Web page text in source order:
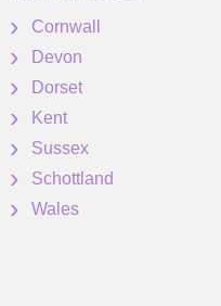
Cornwall
Devon
Dorset
Kent
Sussex
Schottland
Wales